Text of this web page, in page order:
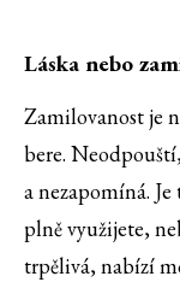
Láska nebo
Zamilovanost je
bere.
a nezapomíná.
plně využijete,
trpělivá, nabízí